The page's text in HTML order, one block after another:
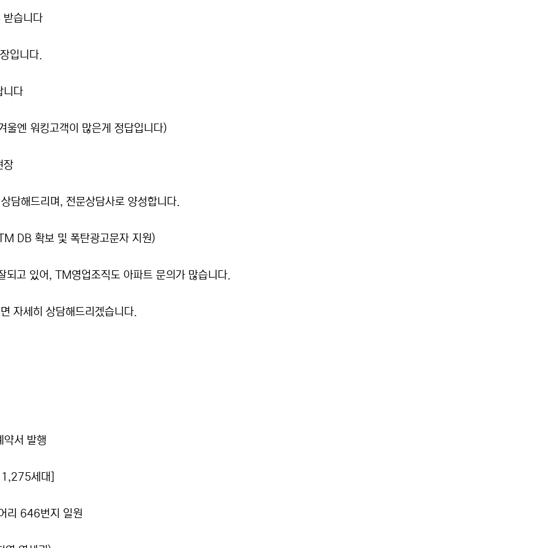
습니다
입니다.
니다
엔 워킹고객이 많은게 정답입니다)
장
해드리며, 전문상담사로 양성합니다.
DB 확보 및 폭탄광고문자 지원)
고 있어, TM영업조직도 아파트 문의가 많습니다.
자세히 상담해드리겠습니다.
서 발행
세대]
리 646번지 일원